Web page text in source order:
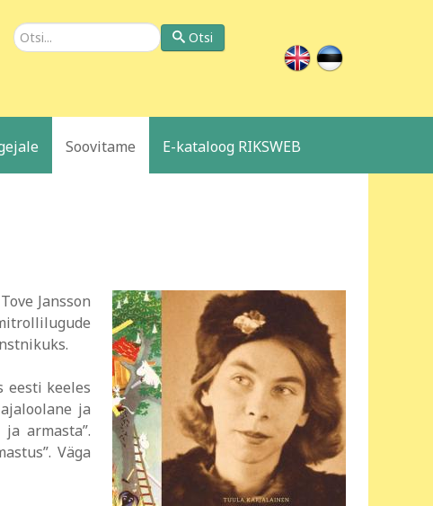
Otsi Otsi
Soovitame E-kataloog RIKSWEB
Jansson
eesti keeles
ja
armasta”.
Väga